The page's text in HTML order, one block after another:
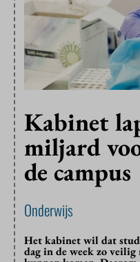
Kabinet
miljard
de campus
Onderwijs
Het kabinet wil dat
dag in de week zo